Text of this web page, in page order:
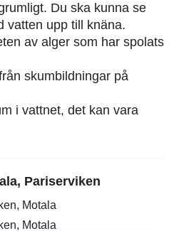
Du ska kunna se
vatten upp till knäna.
av alger som har spolats
skumbildningar på
i vattnet, det kan vara
Pariserviken